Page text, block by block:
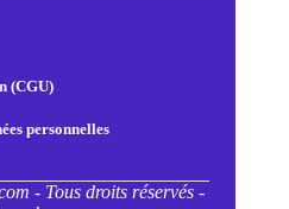
(CGU)
personnelles
- Tous droits réservés -